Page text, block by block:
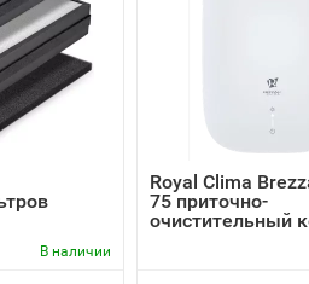
монтажа,
подразделения. Средняя
тысячи рублей (плюс расходные
В наличии
Royal Clima
75 приточно-
очистительный